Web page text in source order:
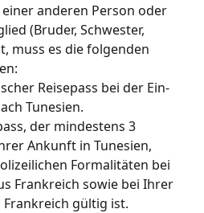
anderen Person oder
(Bruder, Schwester,
muss es die folgenden
Reisepass bei der Ein-
Tunesien.
der mindestens 3
Ankunft in Tunesien,
Formalitäten bei
Frankreich sowie bei Ihrer
Frankreich gültig ist.